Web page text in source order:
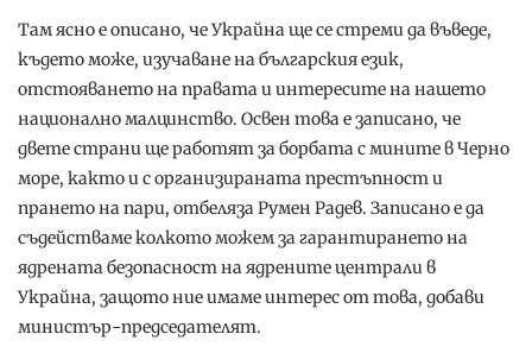
Там ясно е описано, че Украйна ще се стреми да въведе,
където може, изучаване на българския език,
отстояването на правата и интересите на нашето
национално малцинство. Освен това е записано, че
двете страни ще работят за борбата с мините в Черно
море, както и с организираната престъпност и
прането на пари, отбеляза Румен Радев. Записано е да
съдействаме колкото можем за гарантирането на
ядрената безопасност на ядрените централи в
Украйна, защото ние имаме интерес от това, добави
министър-председателят.